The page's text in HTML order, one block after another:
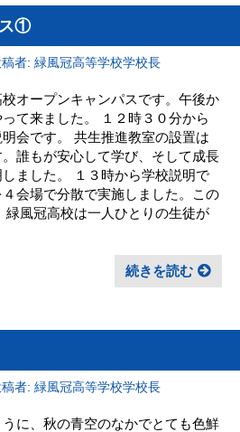
ス①
者: 緑風冠高等学校学校長
オープンキャンパスです。午後か
て来ました。 １２時３０分から
会です。 共生推進教室の設置は
誰もが安心して学び、そして成長
ました。 １３時から学校説明で
会場で分散で実施しました。この
緑風冠高校は一人ひとりの生徒が
続きを読む
者: 緑風冠高等学校学校長
に、秋の青空のなかでとても色鮮